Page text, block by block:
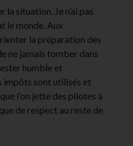
situation. Je n’ai pas
le monde. Aux
la préparation des
ne jamais tomber dans
humble et
impôts sont utilisés et
l’on jette des pilotes à
de respect au reste de